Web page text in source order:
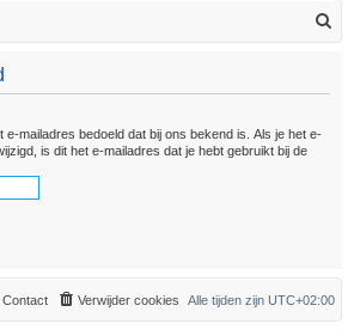
e-mailadres bedoeld dat bij ons bekend is. Als je het e-
is dit het e-mailadres dat je hebt gebruikt bij de
Alle tijden zijn UTC+02:00
Verwijder cookies
Contact